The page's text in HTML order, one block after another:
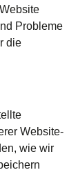
Probleme
die
Website-
wie wir